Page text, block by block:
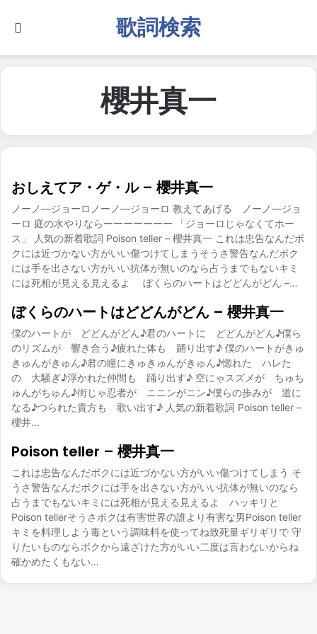
歌詞検索
櫻井真一
おしえてア・ゲ・ル – 櫻井真一
ノーノ―ジョーロノーノ―ジョーロ 教えてあげる ノーノ―ジョ
ーロ 庭の水やりならーーーーーーー 「ジョーロじゃなくてホー
ス」 人気の新着歌詞 Poison teller – 櫻井真一 これは忠告なんだボ
クには近づかない方がいい傷つけてしまうそうさ警告なんだボク
には手を出さない方がいい抗体が無いのなら占うまでもないキミ
には死相が見える見えるよ ぼくらのハートはどどんがどん –…
ぼくらのハートはどどんがどん – 櫻井真一
僕のハートが どどんがどん♪君のハートに どどんがどん♪僕ら
のリズムが 響き合う♪疲れた体も 踊り出す♪ 僕のハートがきゅ
きゅんがきゅん♪君の瞳にきゅきゅんがきゅん♪惚れた ハレた
の 大騒ぎ♪浮かれた仲間も 踊り出す♪ 空にゃスズメが ちゅち
ゅんがちゅん♪街じゃ忍者が ニニンがニン♪僕らの歩みが 道に
なる♪つられた貴方も 歌い出す♪ 人気の新着歌詞 Poison teller –
櫻井…
Poison teller – 櫻井真一
これは忠告なんだボクには近づかない方がいい傷つけてしまう そ
うさ警告なんだボクには手を出さない方がいい抗体が無いのなら
占うまでもないキミには死相が見える見えるよ ハッキリと
Poison tellerそうさボクは有害世界の誰より有害な男Poison teller
キミを料理しよう毒という調味料を使ってね致死量ギリギリで 守
りたいものならボクから遠ざけた方がいい二度は言わないからね
確かめたくもない…